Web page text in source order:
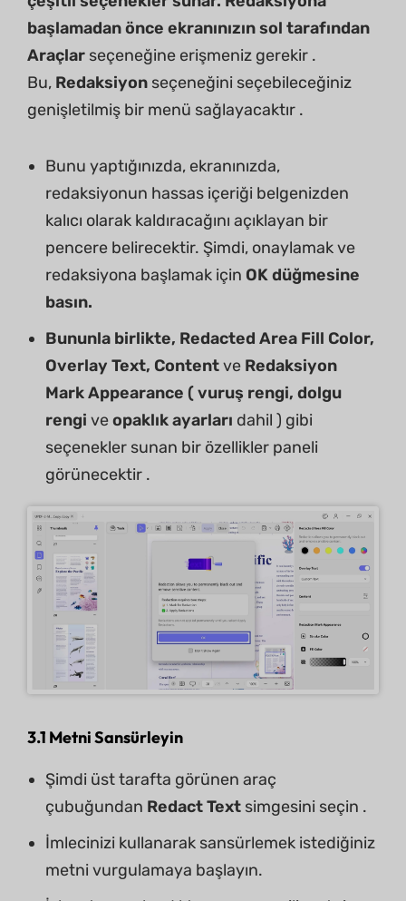
başlamadan önce ekranınızın sol tarafından
Araçlar seçeneğine erişmeniz gerekir .
Bu, Redaksiyon seçeneğini seçebileceğiniz
genişletilmiş bir menü sağlayacaktır .
Bunu yaptığınızda, ekranınızda,
redaksiyonun hassas içeriği belgenizden
kalıcı olarak kaldıracağını açıklayan bir
pencere belirecektir. Şimdi, onaylamak ve
redaksiyona başlamak için OK düğmesine
basın.
Bununla birlikte, Redacted Area Fill Color,
Overlay Text, Contentve Redaksiyon
Mark Appearance (vuruş rengi, dolgu
rengi veopaklık ayarları dahil ) gibi
seçenekler sunan bir özellikler paneli
görünecektir .
3.1 Metni Sansürleyin
Şimdi üst tarafta görünen araç
çubuğundan Redact Text simgesini seçin .
İmlecinizi kullanarak sansürlemek istediğiniz
metni vurgulamaya başlayın.